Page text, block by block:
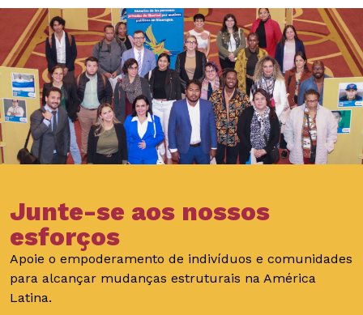
Junte-se aos nossos
esforços
Apoie o empoderamento de indivíduos e comunidades
para alcançar mudanças estruturais na América
Latina.